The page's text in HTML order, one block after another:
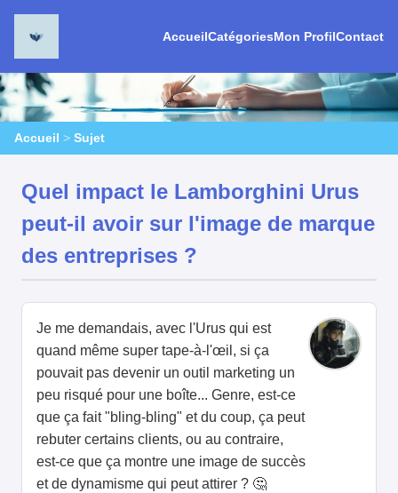
AccueilCatégoriesMon ProfilContact
Accueil > Sujet
Quel impact le Lamborghini Urus
peut-il avoir sur l'image de marque
des entreprises ?
Je me demandais, avec l'Urus qui est
quand même super tape-à-l'œil, si ça
pouvait pas devenir un outil marketing un
peu risqué pour une boîte... Genre, est-ce
que ça fait "bling-bling" et du coup, ça peut
rebuter certains clients, ou au contraire,
est-ce que ça montre une image de succès
et de dynamisme qui peut attirer ? 🤔